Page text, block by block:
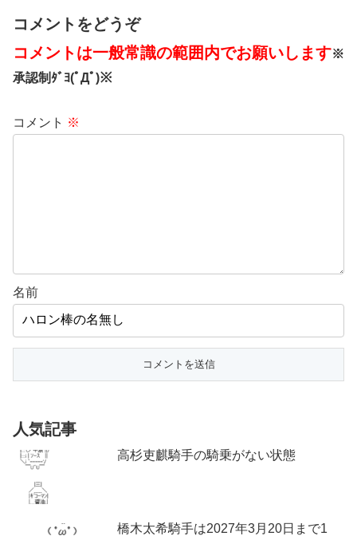
コメントをどうぞ
コメントは一般常識の範囲内でお願いします※
承認制ﾀﾞﾖ(ﾟДﾟ)※
コメント ※
名前
人気記事
高杉吏麒騎手の騎乗がない状態
橋木太希騎手は2027年3月20日まで1